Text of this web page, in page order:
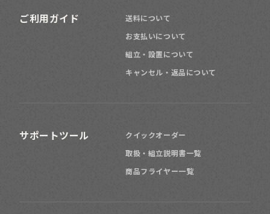
ご利用ガイド
送料について
お支払いについて
組立・設置について
キャンセル・返品について
サポートツール
クイックオーダー
取扱・組立説明書一覧
商品フライヤー一覧